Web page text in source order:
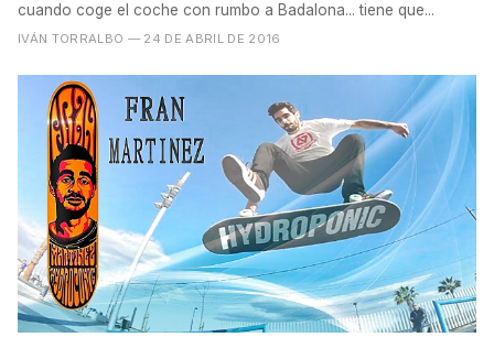
cuando coge el coche con rumbo a Badalona... tiene que...
IVÁN TORRALBO — 24 DE ABRIL DE 2016